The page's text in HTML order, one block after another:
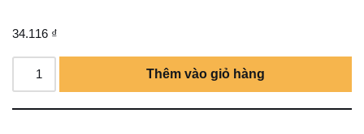
34.116 ₫
Thêm vào giỏ hàng